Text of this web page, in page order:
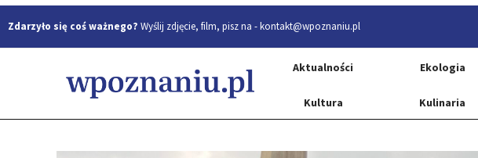
Zdarzyło się coś ważnego? Wyślij zdjęcie, film, pisz na -kontakt@wpoznaniu.pl
Aktualności Ekologia
Kultura Kulinaria